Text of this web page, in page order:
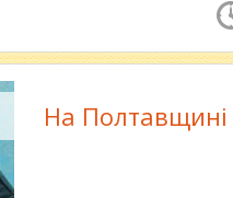
На Полтавщині